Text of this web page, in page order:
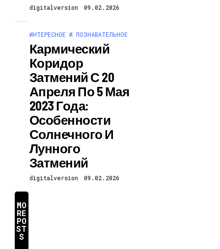
digitalversion 09.02.2026
ИНТЕРЕСНОЕ И ПОЗНАВАТЕЛЬНОЕ
Кармический
Коридор
Затмений С 20
Апреля По 5 Мая
2023 Года:
Особенности
Солнечного И
Лунного
Затмений
digitalversion 09.02.2026
MO
RE
PO
ST
S